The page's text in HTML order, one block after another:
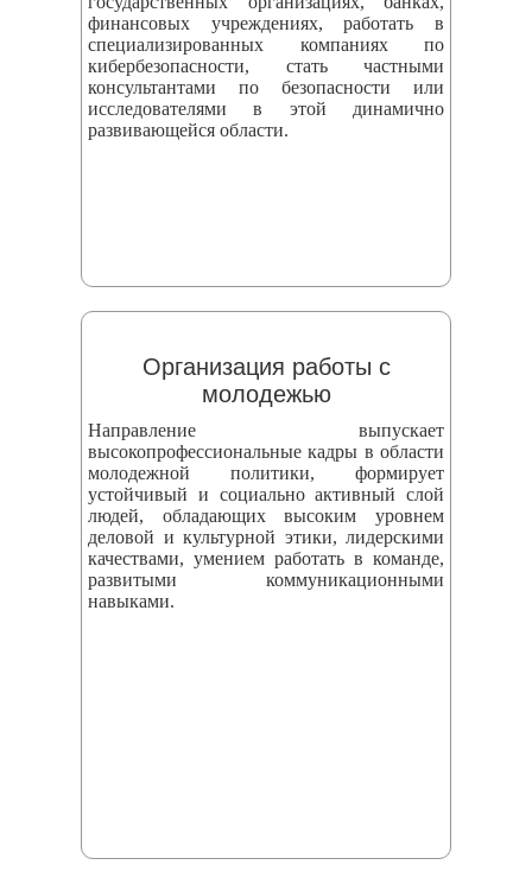
финансовых учреждениях, работать в
специализированных компаниях по
кибербезопасности, стать частными
консультантами по безопасности или
исследователями в этой динамично
развивающейся области.
Организация работы с
молодежью
Направление выпускает
высокопрофессиональные кадры в области
молодежной политики, формирует
устойчивый и социально активный слой
людей, обладающих высоким уровнем
деловой и культурной этики, лидерскими
качествами, умением работать в команде,
развитыми коммуникационными
навыками.